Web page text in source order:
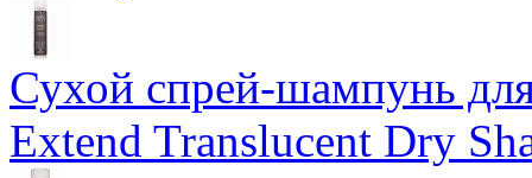
Сухой спрей-шампунь
Extend Translucent Dry